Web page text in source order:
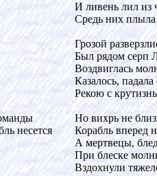
И ливень лил из
Средь них
Грозой
Был рядом серп
Воздвиглась
Казалось, падала
Рекою с
несется
Но вихрь не
Корабль вперед
А мертвецы,
При блеске
Вздохнули